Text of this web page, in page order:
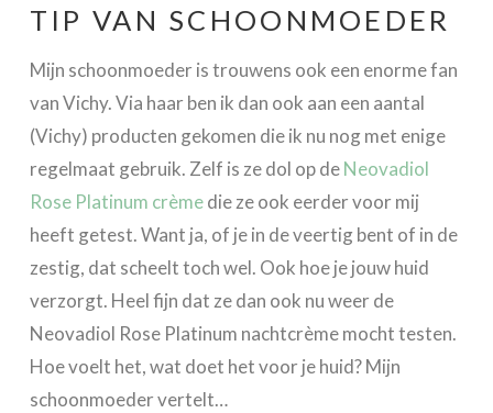
TIP VAN SCHOONMOEDER
Mijn schoonmoeder is trouwens ook een enorme fan
van Vichy. Via haar ben ik dan ook aan een aantal
(Vichy) producten gekomen die ik nu nog met enige
regelmaat gebruik. Zelf is ze dol op deNeovadiol
Rose Platinum crèmedie ze ook eerder voor mij
heeft getest. Want ja, of je in de veertig bent of in de
zestig, dat scheelt toch wel. Ook hoe je jouw huid
verzorgt. Heel fijn dat ze dan ook nu weer de
Neovadiol Rose Platinum nachtcrème mocht testen.
Hoe voelt het, wat doet het voor je huid? Mijn
schoonmoeder vertelt…